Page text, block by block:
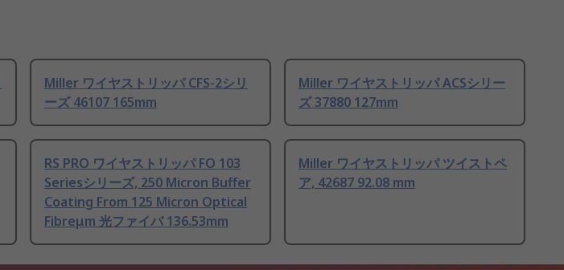
Miller ワイヤストリッパ CFS-2シリ
ーズ 46107 165mm
Miller ワイヤストリッパ ACSシリー
ズ 37880 127mm
RS PRO ワイヤストリッパ FO 103
Seriesシリーズ, 250 Micron Buffer
Coating From 125 Micron Optical
Fibreμm 光ファイバ 136.53mm
Miller ワイヤストリッパ ツイストペ
ア, 42687 92.08 mm